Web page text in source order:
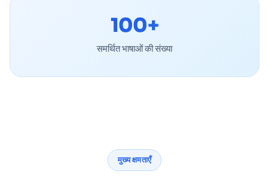
100+
समर्थित भाषाओं की संख्या
मुख्य क्षमताएँ